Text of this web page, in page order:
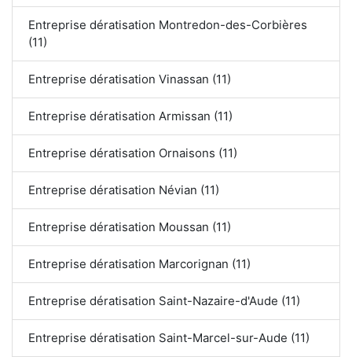
Entreprise dératisation Montredon-des-Corbières
(11)
Entreprise dératisation Vinassan (11)
Entreprise dératisation Armissan (11)
Entreprise dératisation Ornaisons (11)
Entreprise dératisation Névian (11)
Entreprise dératisation Moussan (11)
Entreprise dératisation Marcorignan (11)
Entreprise dératisation Saint-Nazaire-d'Aude (11)
Entreprise dératisation Saint-Marcel-sur-Aude (11)